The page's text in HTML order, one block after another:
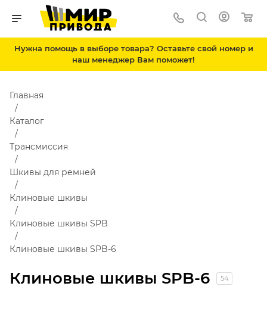
Нужна помощь в выборе товара? Оставьте свой номер и
наш менеджер Вам поможет!
Клиновые шкивы SPB-6 54
Главная
Каталог
Трансмиссия
Шкивы для ремней
Клиновые шкивы
Клиновые шкивы SPB
Клиновые шкивы SPB-6